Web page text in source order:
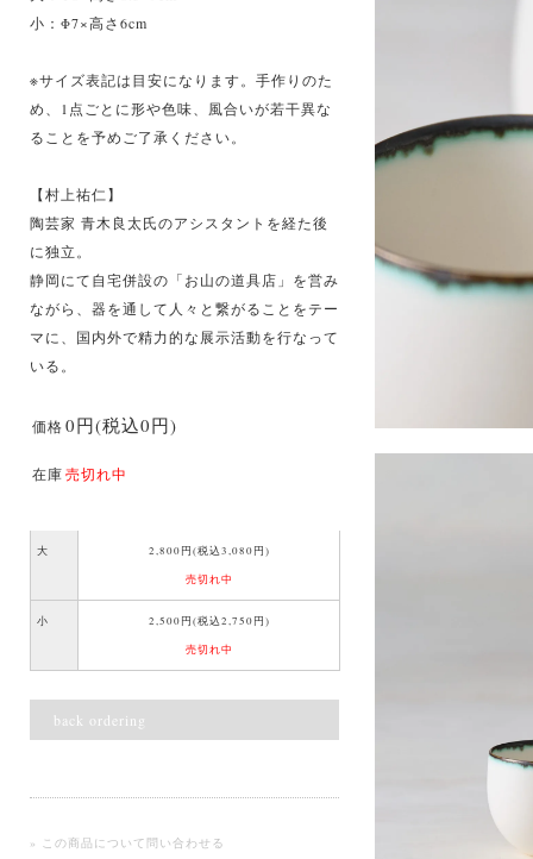
小：Φ7×高さ6cm
※サイズ表記は目安になります。手作りのた
め、1点ごとに形や色味、風合いが若干異な
ることを予めご了承ください。
【村上祐仁】
陶芸家 青木良太氏のアシスタントを経た後
に独立。
静岡にて自宅併設の「お山の道具店」を営み
ながら、器を通して人々と繋がることをテー
マに、国内外で精力的な展示活動を行なって
いる。
価格0円(税込0円)
在庫売切れ中
大
2,800円(税込3,080円)
売切れ中
小
2,500円(税込2,750円)
売切れ中
back ordering
» この商品について問い合わせる